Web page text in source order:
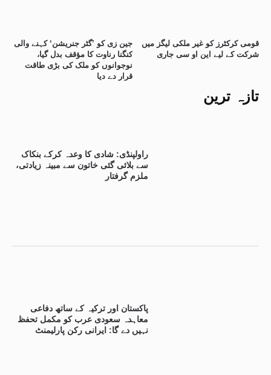
تازہ ترین
راولپنڈی: شادی کا وعدہ کرکے بنکاک
سے بلائی گئی خاتون سے مبینہ زیادتی،
ملزم گرفتار
پاکستان اور ترکیہ کے ساتھ دفاعی
معاہدہ سعودی عرب کو مکمل تحفظ
نہیں دے گا: ایرانی رکن پارلیمنٹ
جین زی کو ’گٹر جنریشن‘ کہنے والی
کنگنا رناوت کا مؤقف بدل گیا،
نوجوانوں کو ملک کی بڑی طاقت
قرار دے دیا
قومی کرکٹرز کو غیر ملکی لیگز میں
شرکت کے لیے این او سی جاری